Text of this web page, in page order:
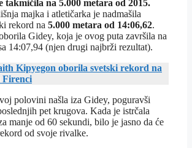
takmičila na 5.000 metara od 2015.
majka i atletičarka je nadmašila
rekord na 5.000 metara od 14:06,62.
Gidey, koja je ovog puta završila na
14:07,94 (njen drugi najbrži rezultat).
Kipyegon oborila svetski rekord na
Firenci
polovini našla iza Gidey, poguravši
pet krugova. Kada je istrčala
manje od 60 sekundi, bilo je jasno da će
od svoje rivalke.